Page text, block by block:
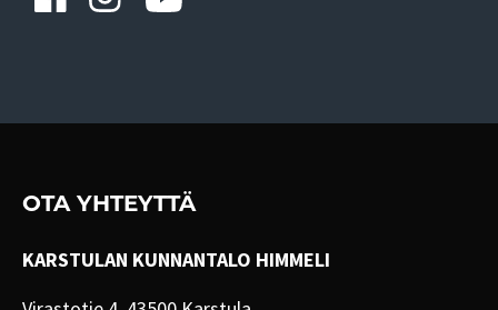
OTA YHTEYTTÄ
KARSTULAN KUNNANTALO HIMMELI